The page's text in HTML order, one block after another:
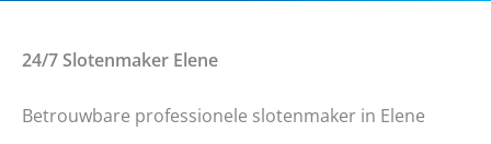
24/7 Slotenmaker Elene
Betrouwbare professionele slotenmaker in Elene